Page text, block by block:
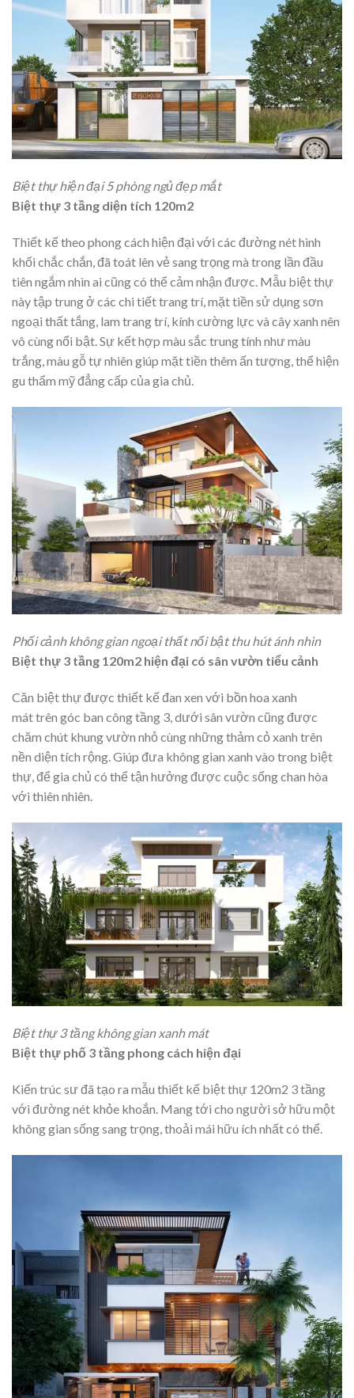
Biệt thự hiện đại 5 phòng ngủ đẹp mắt
Biệt thự 3 tầng diện tích 120m2
Thiết kế theo phong cách hiện đại với các đường nét hình
khối chắc chắn, đã toát lên vẻ sang trọng mà trong lần đầu
tiên ngắm nhìn ai cũng có thể cảm nhận được. Mẫu biệt thự
này tập trung ở các chi tiết trang trí, mặt tiền sử dụng sơn
ngoại thất tắng, lam trang trí, kính cường lực và cây xanh nên
vô cùng nổi bật. Sự kết hợp màu sắc trung tính như màu
trắng, màu gỗ tự nhiên giúp mặt tiền thêm ấn tượng, thể hiện
gu thẩm mỹ đẳng cấp của gia chủ.
Phối cảnh không gian ngoại thất nổi bật thu hút ánh nhìn
Biệt thự 3 tầng 120m2 hiện đại có sân vườn tiểu cảnh
Căn biệt thự được thiết kế đan xen với bồn hoa xanh
mát trên góc ban công tầng 3, dưới sân vườn cũng được
chăm chút khung vườn nhỏ cùng những thảm cỏ xanh trên
nền diện tích rộng. Giúp đưa không gian xanh vào trong biệt
thự, để gia chủ có thể tận hưởng được cuộc sống chan hòa
với thiên nhiên.
Biệt thự 3 tầng không gian xanh mát
Biệt thự phố 3 tầng phong cách hiện đại
Kiến trúc sư đã tạo ra mẫu thiết kế biệt thự 120m2 3 tầng
với đường nét khỏe khoắn. Mang tới cho người sở hữu một
không gian sống sang trọng, thoải mái hữu ích nhất có thể.